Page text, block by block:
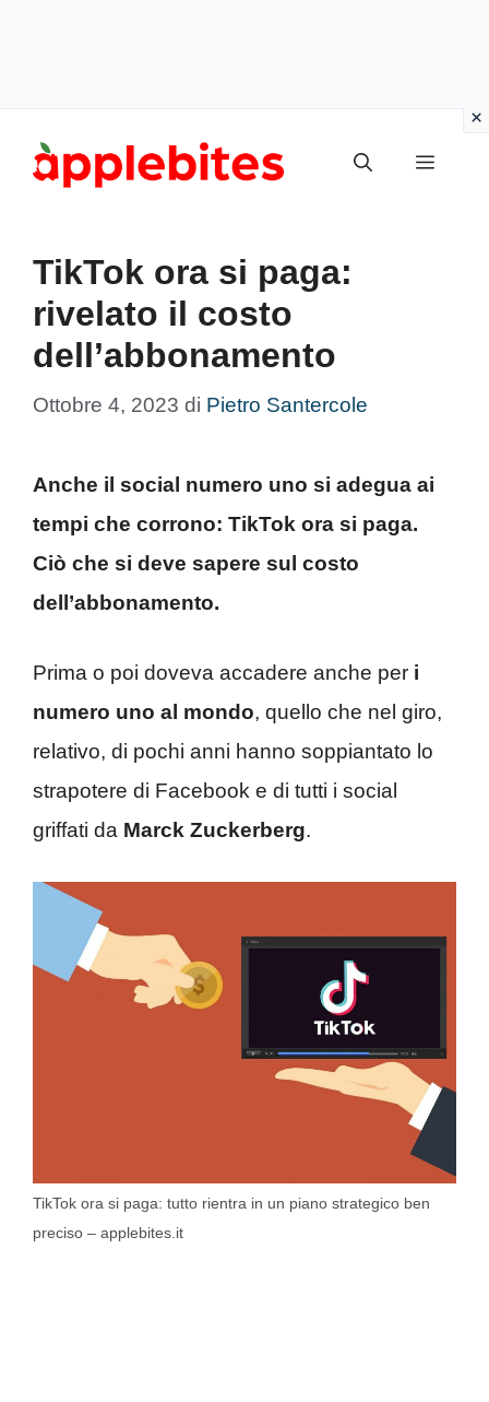
Menu
TikTok ora si paga:
rivelato il costo
dell’abbonamento
Ottobre 4, 2023 di Pietro Santercole
Anche il social numero uno si adegua ai
tempi che corrono: TikTok ora si paga.
Ciò che si deve sapere sul costo
dell’abbonamento.
Prima o poi doveva accadere anche per i
numero uno al mondo, quello che nel giro,
relativo, di pochi anni hanno soppiantato lo
strapotere di Facebook e di tutti i social
griffati da Marck Zuckerberg.
TikTok ora si paga: tutto rientra in un piano strategico ben
preciso – applebites.it